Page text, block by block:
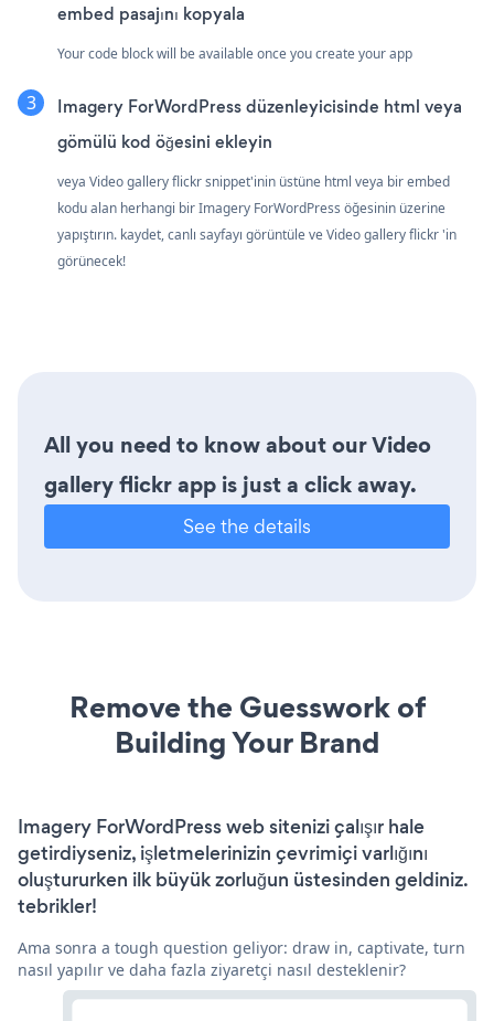
embed pasajını kopyala
Your code block will be available once you create your app
Imagery ForWordPress düzenleyicisinde html veya
gömülü kod öğesini ekleyin
veya Video gallery flickr snippet'inin üstüne html veya bir embed
kodu alan herhangi bir Imagery ForWordPress öğesinin üzerine
yapıştırın. kaydet, canlı sayfayı görüntüle ve Video gallery flickr 'in
görünecek!
All you need to know about our Video
gallery flickr app is just a click away.
See the details
Remove the Guesswork of
Building Your Brand
Imagery ForWordPress web sitenizi çalışır hale
getirdiyseniz, işletmelerinizin çevrimiçi varlığını
oluştururken ilk büyük zorluğun üstesinden geldiniz.
tebrikler!
Ama sonra a tough question geliyor: draw in, captivate, turn
nasıl yapılır ve daha fazla ziyaretçi nasıl desteklenir?